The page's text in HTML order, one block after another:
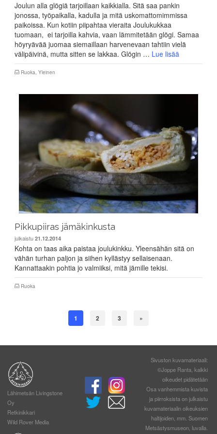
Joulun alla glögiä tarjoillaan kaikkialla. Sitä saa pankin
jonossa, työpaikalla, kadulla ja mitä uskomattomimmissa
paikoissa. Kun kotiin piipahtaa vieraita Joulukukkaa
tuomaan, ei tarjoilla kahvia, vaan lämmitetään glögi. Samaa
höyryävää juomaa siemaillaan harvenevaan tahtiin vielä
välipäivinä, mutta sitten se lakkaa. Glögin … Lue lisää
Ruoka, Yleinen
Pikkupiiras jämäkinkusta
julkaistu 21.12.2014
Kohta on taas aika paistaa joulukinkku. Yleensähän sitä on
vähän turhan paljon ja siihen kyllästyy sellaisenaan.
Kannattaakin pohtia jo valmiiksi, mitä jämille tekisi.
Ruoka
1 2 3 »
Lähimetsän Livingstone
Oy
Retkinikkari
Wild Rover Media
Sivuston kuvamateriaali:
©Joppe Ranta, kaikki
oikeudet pidätetään
Osa vanhemmista kuvista
ja piirroksista on julkaistu
kuvamateriaalin oikeuksien
haltijoiden, mm. Suomen
Metsästysmuseon, luvalla.